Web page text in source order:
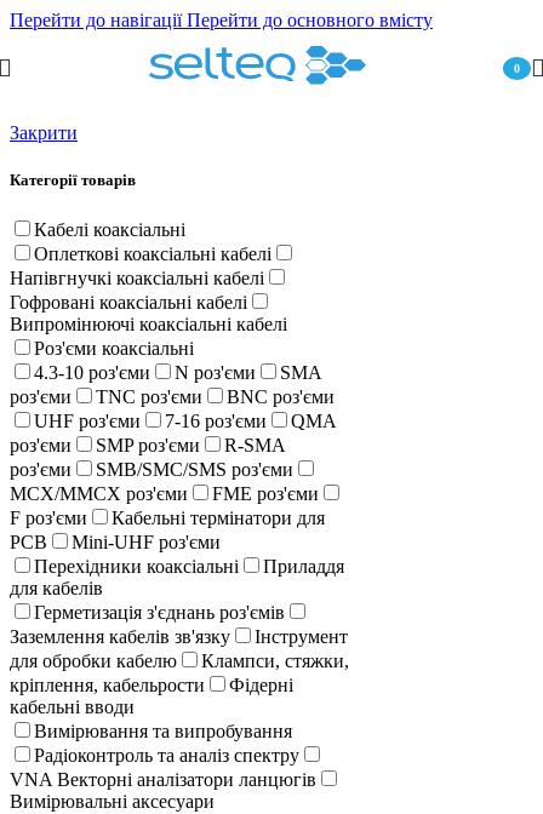
Перейти до навігаціїПерейти до основного вмісту
0
Закрити
Категорії товарів
Кабелі коаксіальні
Оплеткові коаксіальні кабелі
Напівгнучкі коаксіальні кабелі
Гофровані коаксіальні кабелі
Випромінюючі коаксіальні кабелі
Роз'єми коаксіальні
4.3-10 роз'єми
N роз'єми
SMA
роз'єми
TNC роз'єми
BNC роз'єми
UHF роз'єми
7-16 роз'єми
QMA
роз'єми
SMP роз'єми
R-SMA
роз'єми
SMB/SMC/SMS роз'єми
MCX/MMCX роз'єми
FME роз'єми
F роз'єми
Кабельні термінатори для
PCB
Mini-UHF роз'єми
Перехідники коаксіальні
Приладдя
для кабелів
Герметизація з'єднань роз'ємів
Заземлення кабелів зв'язку
Інструмент
для обробки кабелю
Клампси, стяжки,
кріплення, кабельрости
Фідерні
кабельні вводи
Вимірювання та випробування
Радіоконтроль та аналіз спектру
VNA Векторні аналізатори ланцюгів
Вимірювальні аксесуари